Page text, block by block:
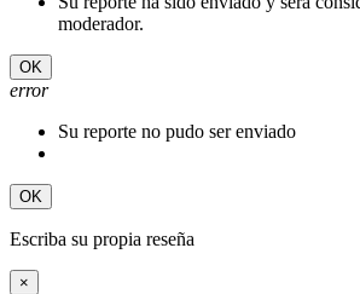
moderador.
OK
error
Su reporte no pudo ser enviado
OK
Escriba su propia reseña
×